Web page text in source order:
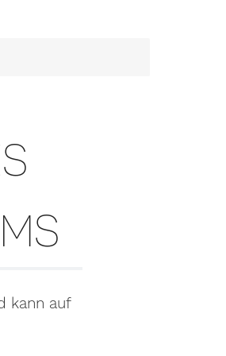
kann auf